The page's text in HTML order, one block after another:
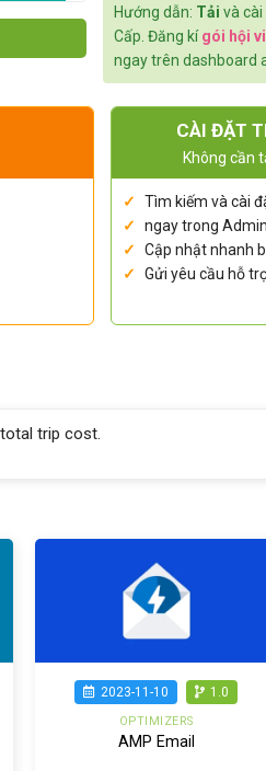
Hướng dẫn: Tải và
Cấp. Đăng kígói hội
ngay trên dashboard
CÀI ĐẶT
Không cần
Tìm kiếm và cài
ngay trong
Cập nhật nhanh
Gửi yêu cầu hỗ
trip cost.
2023-11-10 1.0
OPTIMIZERS
AMP Email